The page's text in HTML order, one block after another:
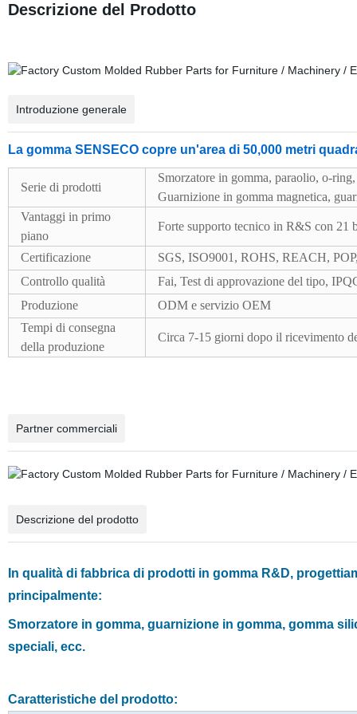
Descrizione del Prodotto
Introduzione generale
La gomma SENSECO copre un'area di 50,000 metri
Serie di prodotti
Smorzatore in gomma, paraolio, o-
Guarnizione in gomma magnetica,
Vantaggi in primo
piano
Forte supporto tecnico in R&S con 21
Certificazione
SGS, ISO9001, ROHS, REACH,
Controllo qualità
Fai, Test di approvazione del tipo,
Produzione
ODM e servizio OEM
Tempi di consegna
della produzione
Circa 7-15 giorni dopo il ricevimento
Partner commerciali
Descrizione del prodotto
In qualità di fabbrica di prodotti in gomma R&D,
principalmente:
Smorzatore in gomma, guarnizione in gomma, gomma
speciali, ecc.
Caratteristiche del prodotto: